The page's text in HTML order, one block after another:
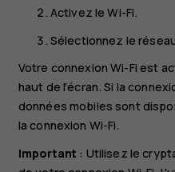
Activez leWi-Fi.
Sélectionnez le
Votre connexion Wi-Fi est
haut de l'écran. Si la
données mobiles sont
la connexion Wi-Fi.
Important : Utilisez le